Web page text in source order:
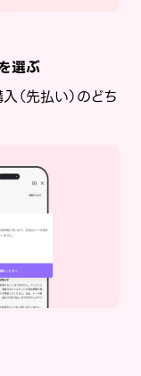
選ぶ
（先払い）のどち